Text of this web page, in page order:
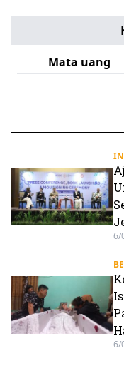
Mata uang
6/
6/